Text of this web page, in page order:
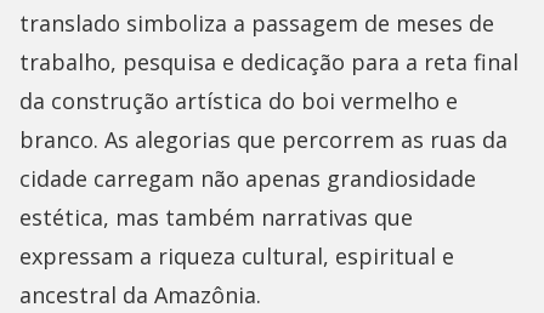
translado simboliza a passagem de meses de
trabalho, pesquisa e dedicação para a reta final
da construção artística do boi vermelho e
branco. As alegorias que percorrem as ruas da
cidade carregam não apenas grandiosidade
estética, mas também narrativas que
expressam a riqueza cultural, espiritual e
ancestral da Amazônia.